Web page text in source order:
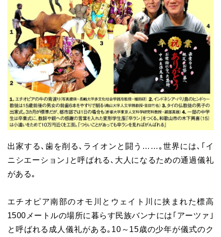
出家する､歯を削る､ライオンと闘う……｡世界には､｢イ
ニシエーション｣と呼ばれる､大人になるための通過儀礼
がある｡
エチオピア南部のオモ川とウェイト川に挟まれた標高
1500メートルの場所に暮らす民族バンナには｢アーツァ｣
と呼ばれる成人儀礼がある｡10～15歳の少年が儀式のク